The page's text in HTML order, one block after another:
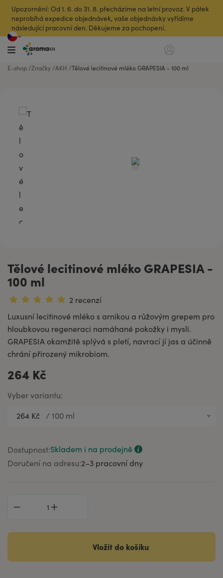
Upozornění: Od 1. 6. do 31. 8. přecházíme na letní provoz. V pátek
neprobíhá expedice objednávek, vaše objednávky vyřídíme
následující pracovní den. Děkujeme za pochopení.
E-shop Značky AKH Tělové lecitinové mléko GRAPESIA - 100 ml
Tělové lecitinové mléko GRAPESIA -
100 ml
2 recenzí
Luxusní lecitinové mléko s arnikou a růžovým grepem pro
hloubkovou regeneraci namáhané pokožky i mysli.
GRAPESIA okamžitě splývá s pletí, navrací jí jas a účinně
chrání přirozený mikrobiom.
264 Kč
Vyber variantu:
264 Kč
/ 100 ml
87 Kč
20 ml
Dostupnost:Skladem i na prodejně
Doručení na adresu:2–⁠3 pracovní dny
Vložit do košíku